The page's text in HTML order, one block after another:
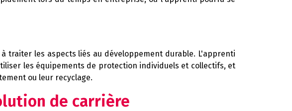
les aspects liés au développement durable. L'apprenti
les équipements de protection individuels et collectifs, et
ou leur recyclage.
de carrière